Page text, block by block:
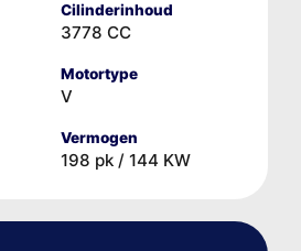
Cilinderinhoud
3778 CC
Motortype
V
Vermogen
198 pk / 144 KW